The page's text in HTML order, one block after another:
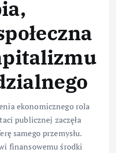
ekonomicznego rola
publicznej zaczęła
samego przemysłu.
finansowemu środki